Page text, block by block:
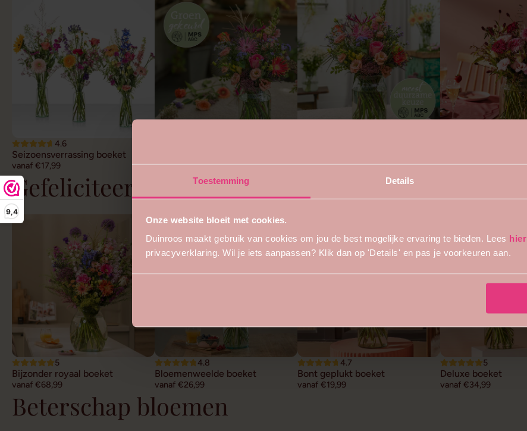
Toestemming Details
Onze website bloeit met cookies.
Duinroos maakt gebruik van cookies om jou de best mogelijke ervaring te bieden. Lees hier
privacyverklaring. Wil je iets aanpassen? Klik dan op 'Details' en pas je voorkeuren aan.
9,4
4.6
Seizoensverrassing boeket
vanaf €17,99 vanaf €22,99 vanaf €22,99 vanaf €24,99
Gefeliciteerd bloemen
5
Bijzonder royaal boeket
vanaf €68,99
4.8
Bloemenweelde boeket
vanaf €26,99
4.7
Bont geplukt boeket
vanaf €19,99
5
Deluxe boeket
vanaf €34,99
Beterschap bloemen